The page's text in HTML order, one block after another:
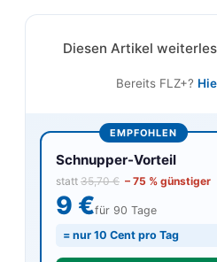
Diesen Artikel
Bereits FLZ+?
EMPFOHLEN
Schnupper-Vorteil
statt 35,70 € – 75 % günstiger
9 €für 90 Tage
= nur 10 Cent pro Tag